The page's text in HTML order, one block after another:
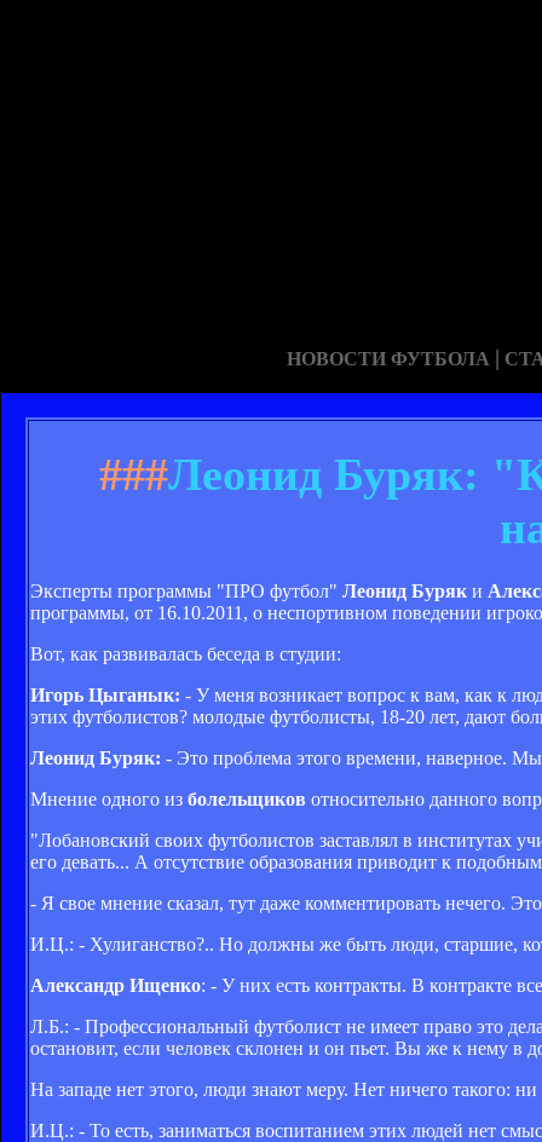
НОВОСТИ ФУТБОЛА |
###Леонид Буряк:
Эксперты программы "ПРО футбол" Леонид Буряк и
программы, от 16.10.2011, о неспортивном поведении
Вот, как развивалась беседа в студии:
Игорь Цыганык: - У меня возникает вопрос к вам, как к
этих футболистов? молодые футболисты, 18-20 лет, дают
Леонид Буряк: - Это проблема этого времени, наверное.
Мнение одного из болельщиков относительно данного
"Лобановский своих футболистов заставлял в институтах
его девать... А отсутствие образования приводит к
- Я свое мнение сказал, тут даже комментировать нечего.
И.Ц.: - Хулиганство?.. Но должны же быть люди, старшие,
Александр Ищенко: - У них есть контракты. В контракте
Л.Б.: - Профессиональный футболист не имеет право это
остановит, если человек склонен и он пьет. Вы же к нему в
На западе нет этого, люди знают меру. Нет ничего такого:
И.Ц.: - То есть, заниматься воспитанием этих людей нет